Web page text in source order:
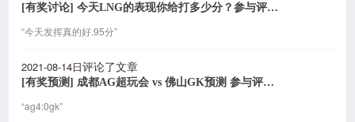
[有奖讨论] 今天LNG的表现你给打多少分？参与评论送机械键盘
“今天发挥真的好.95分”
2021-08-14日评论了文章
[有奖预测] 成都AG超玩会 vs 佛山GK预测 参与评论抽机械键盘
“ag4:0gk”